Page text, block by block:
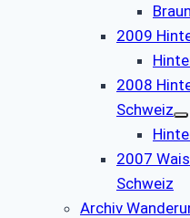
2009
2008
Schweiz
2007
Schweiz
Archiv